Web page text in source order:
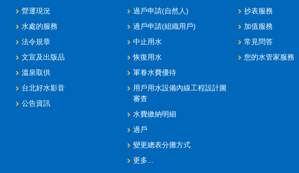
營運現況
水處的服務
法令規章
文宣及出版品
溫泉取供
台北好水影音
公告資訊
過戶申請(自然人)
過戶申請(組織用戶)
中止用水
恢復用水
軍眷水費優待
用戶用水設備內線工程設計圖
審查
水費繳納明細
過戶
變更總表分攤方式
更多...
抄表服務
加值服務
常見問答
您的水管家服務